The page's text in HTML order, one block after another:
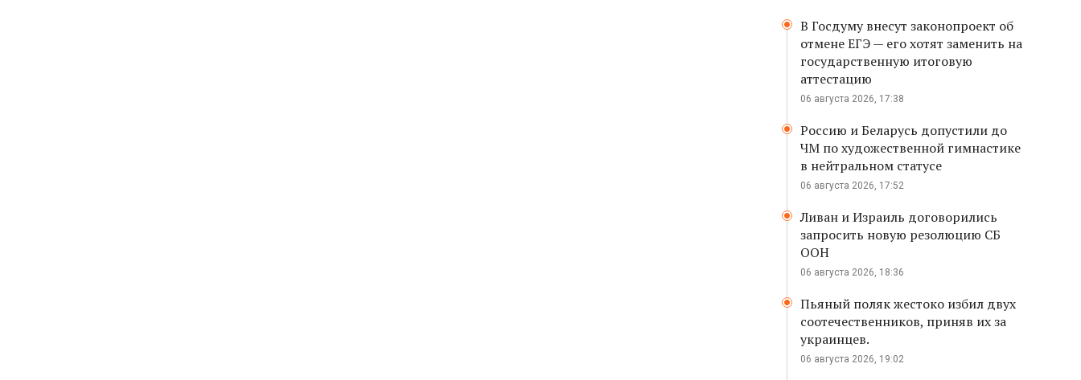
В Госдуму внесут законопроект об
отмене ЕГЭ — его хотят заменить на
государственную итоговую
аттестацию
06 августа 2026, 17:38
Россию и Беларусь допустили до
ЧМ по художественной гимнастике
в нейтральном статусе
06 августа 2026, 17:52
Ливан и Израиль договорились
запросить новую резолюцию СБ
ООН
06 августа 2026, 18:36
Пьяный поляк жестоко избил двух
соотечественников, приняв их за
украинцев.
06 августа 2026, 19:02